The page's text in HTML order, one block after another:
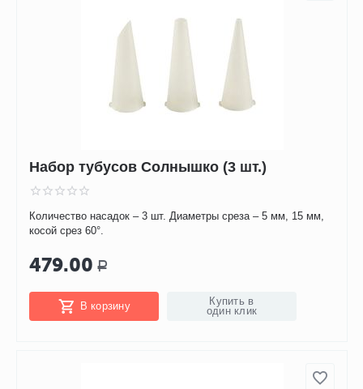
Набор тубусов Солнышко (3 шт.)
Количество насадок – 3 шт. Диаметры среза – 5 мм, 15 мм,
косой срез 60°.
479.00 Р
В корзину
Купить в
один клик